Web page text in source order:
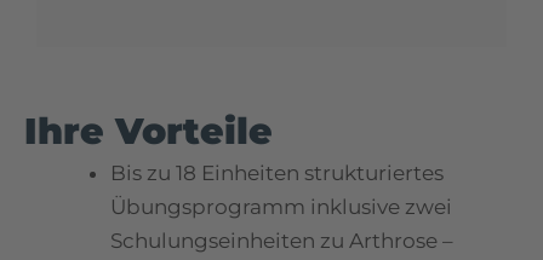
Ihre Vorteile
Bis zu 18 Einheiten strukturiertes
Übungsprogramm inklusive zwei
Schulungseinheiten zu Arthrose –